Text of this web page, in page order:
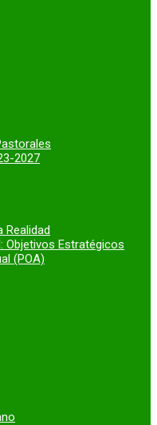
2027
Realidad
Objetivos Estratégicos
(POA)